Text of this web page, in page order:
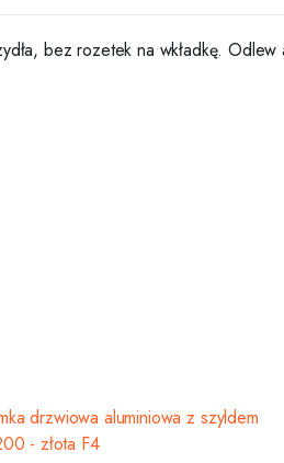
bez rozetek na wkładkę.